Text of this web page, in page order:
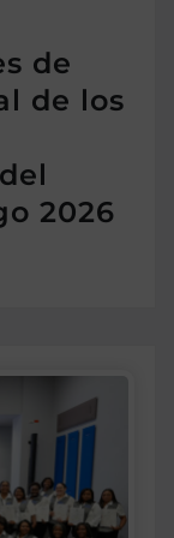
de
de los
2026